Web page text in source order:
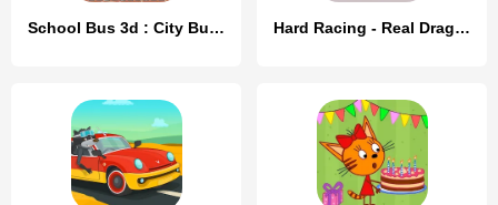
School Bus 3d : City Bus Games Hard Racing - Real Drag Racing